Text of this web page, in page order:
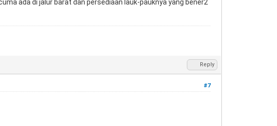
ada di jalur barat dan persediaan lauk-pauknya yang bener2
Reply
#7